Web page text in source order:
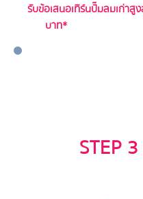
รับข้อเสนอเทิร์นปั๊มลมเก่าสู
บาท*
STEP 3